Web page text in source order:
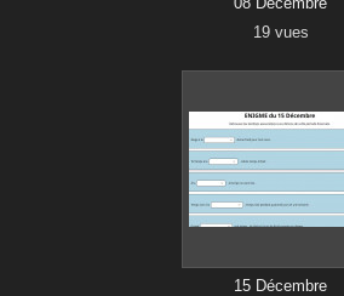
19 vues
15 Décembre